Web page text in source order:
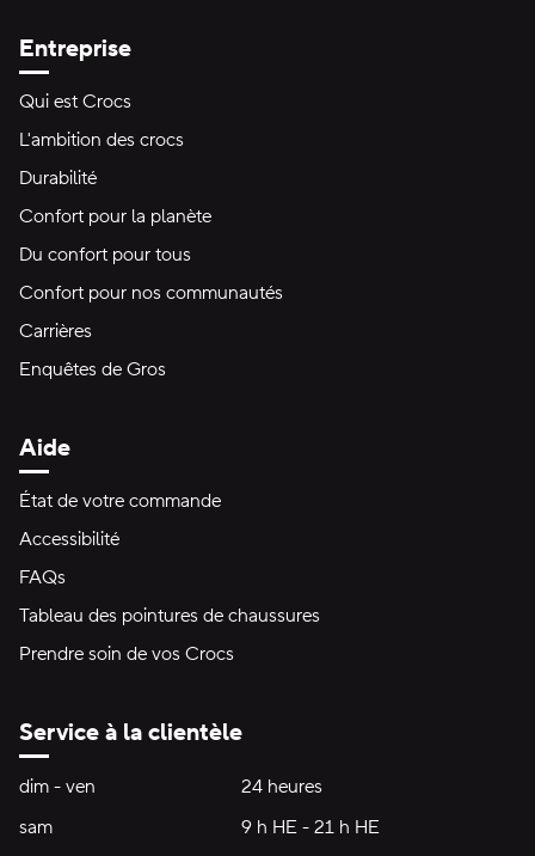
Entreprise
Qui est Crocs
L'ambition des crocs
Durabilité
Confort pour la planète
Du confort pour tous
Confort pour nos communautés
Carrières
Enquêtes de Gros
Aide
État de votre commande
Accessibilité
FAQs
Tableau des pointures de chaussures
Prendre soin de vos Crocs
Service à la clientèle
Heures d'ouverture:
dim - ven dimanche à vendredi24 heures24 heures
sam
9 h HE - 21 h HE9 h HE - 21 h HE